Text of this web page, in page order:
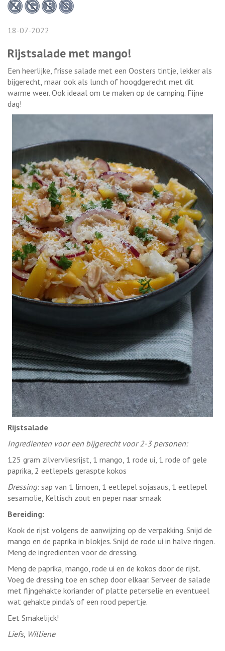
18-07-2022
Rijstsalade met mango!
Een heerlijke, frisse salade met een Oosters tintje, lekker als
bijgerecht, maar ook als lunch of hoogdgerecht met dit
warme weer. Ook ideaal om te maken op de camping. Fijne
dag!
Rijstsalade
Ingredienten voor een bijgerecht voor 2-3 personen:
125 gram zilvervliesrijst, 1 mango, 1 rode ui, 1 rode of gele
paprika, 2 eetlepels geraspte kokos
Dressing: sap van 1 limoen, 1 eetlepel sojasaus, 1 eetlepel
sesamolie, Keltisch zout en peper naar smaak
Bereiding:
Kook de rijst volgens de aanwijzing op de verpakking. Snijd de
mango en de paprika in blokjes. Snijd de rode ui in halve ringen.
Meng de ingrediënten voor de dressing.
Meng de paprika, mango, rode ui en de kokos door de rijst.
Voeg de dressing toe en schep door elkaar. Serveer de salade
met fijngehakte koriander of platte peterselie en eventueel
wat gehakte pinda’s of een rood pepertje.
Eet Smakelijck!
Liefs, Williene